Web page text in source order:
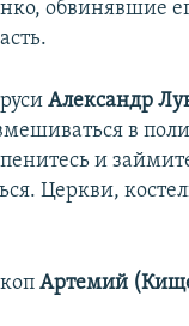
обвинявшие
Александр
в
и
Церкви,
Артемий